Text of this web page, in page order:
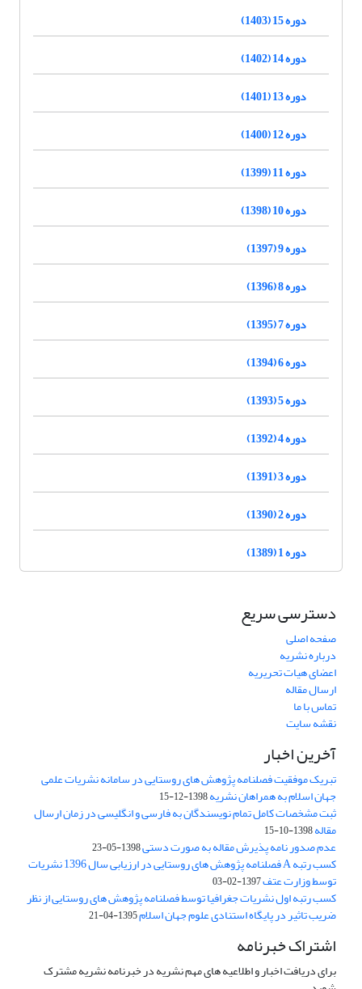
دوره 15 (1403)
دوره 14 (1402)
دوره 13 (1401)
دوره 12 (1400)
دوره 11 (1399)
دوره 10 (1398)
دوره 9 (1397)
دوره 8 (1396)
دوره 7 (1395)
دوره 6 (1394)
دوره 5 (1393)
دوره 4 (1392)
دوره 3 (1391)
دوره 2 (1390)
دوره 1 (1389)
دسترسی سریع
صفحه اصلی
درباره نشریه
اعضای هیات تحریریه
ارسال مقاله
تماس با ما
نقشه سایت
آخرین اخبار
تبریک موفقیت فصلنامه پژوهش های روستایی در سامانه نشریات علمی
جهان اسلام به همراهان نشریه1398-12-15
ثبت مشخصات کامل تمام نویسندگان به فارسی و انگلیسی در زمان ارسال
مقاله1398-10-15
عدم صدور نامه پذیرش مقاله به صورت دستی1398-05-23
کسب رتبه A فصلنامه پژوهش های روستایی در ارزیابی سال 1396 نشریات
توسط وزارت عتف1397-02-03
کسب رتبه اول نشریات جغرافیا توسط فصلنامه پژوهش های روستایی از نظر
ضریب تاثیر در پایگاه استنادی علوم جهان اسلام1395-04-21
اشتراک خبرنامه
برای دریافت اخبار و اطلاعیه های مهم نشریه در خبرنامه نشریه مشترک